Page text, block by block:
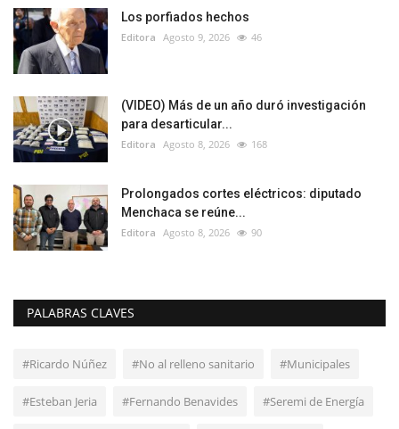
Los porfiados hechos
Editora Agosto 9, 2026 46
(VIDEO) Más de un año duró investigación
para desarticular...
Editora Agosto 8, 2026 168
Prolongados cortes eléctricos: diputado
Menchaca se reúne...
Editora Agosto 8, 2026 90
PALABRAS CLAVES
#Ricardo Núñez #No al relleno sanitario #Municipales
#Esteban Jeria #Fernando Benavides #Seremi de Energía